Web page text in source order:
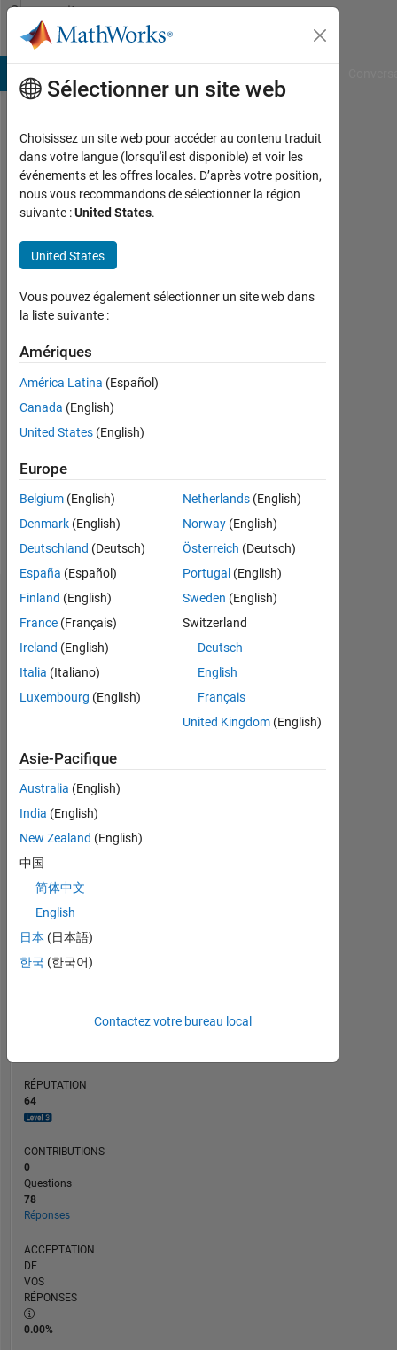
Passer au contenu
Community
Profile
Gyan
Vaibhav
Last
presque
2 ans il
|
depuis
2023
Followers:
1
Follow
Tableau de bord
Statistiques
All MATLAB Answers
CONTRIBUTIONS 10
4
6
12
10/23
02/24
06/24
10/24
02/25
10/25
02/26
06/26
RANG
RÉPUTATION
64
CONTRIBUTIONS
0
Questions
78
Réponses
ACCEPTATION
DE
VOS
RÉPONSES
0.00%
Sélectionner un site web
Choisissez un site web pour accéder au contenu traduit
dans votre langue (lorsqu'il est disponible) et voir les
événements et les offres locales. D’après votre position,
nous vous recommandons de sélectionner la région
suivante :United States.
United States
Vous pouvez également sélectionner un site web dans
la liste suivante :
Amériques
América Latina (Español)
Canada (English)
United States (English)
Europe
Belgium (English)
Denmark (English)
Deutschland (Deutsch)
España (Español)
Finland (English)
France (Français)
Ireland (English)
Italia (Italiano)
Luxembourg (English)
Netherlands(English)
Norway(English)
Österreich (Deutsch)
Portugal (English)
Sweden (English)
Switzerland
Deutsch
English
Français
United Kingdom(English)
Asie-Pacifique
Australia (English)
India (English)
New Zealand (English)
中国
简体中文
English
日本 (日本語)
한국 (한국어)
Contactez votre bureau local